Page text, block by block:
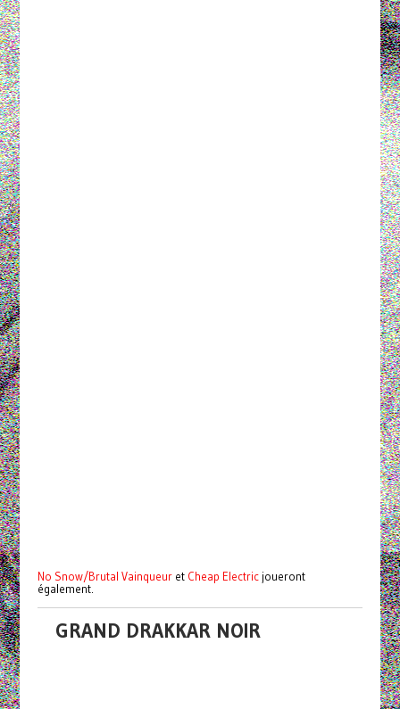
No Snow/Brutal Vainqueuret Cheap Electricjoueront
également.
GRAND DRAKKAR NOIR